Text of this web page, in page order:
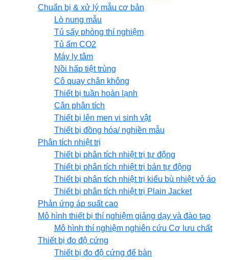
Chuẩn bị & xử lý mẫu cơ bản
Lò nung mẫu
Tủ sấy phòng thí nghiệm
Tủ ấm CO2
Máy ly tâm
Nồi hấp tiệt trùng
Cô quay chân không
Thiết bị tuần hoàn lạnh
Cân phân tích
Thiết bị lên men vi sinh vật
Thiết bị đồng hóa/ nghiền mẫu
Phân tích nhiệt trị
Thiết bị phân tích nhiệt trị tự động
Thiết bị phân tích nhiệt trị bán tự động
Thiết bị phân tích nhiệt trị kiểu bù nhiệt vỏ áo
Thiết bị phân tích nhiệt trị Plain Jacket
Phản ứng áp suất cao
Mô hình thiết bị thí nghiệm giảng dạy và đào tạo
Mô hình thí nghiệm nghiên cứu Cơ lưu chất
Thiết bị đo độ cứng
Thiết bị đo độ cứng để bàn